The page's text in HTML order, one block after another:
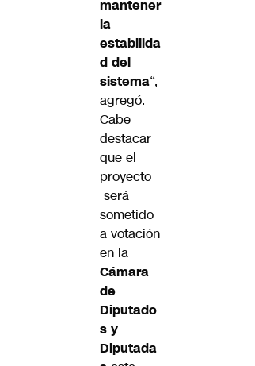
mantener
la
estabilida
d del
sistema“,
agregó.
Cabe
destacar
que el
proyecto
será
sometido
a votación
en la
Cámara
de
Diputado
s y
Diputada